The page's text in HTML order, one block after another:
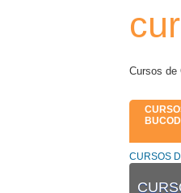
Cursos de
CURSOS